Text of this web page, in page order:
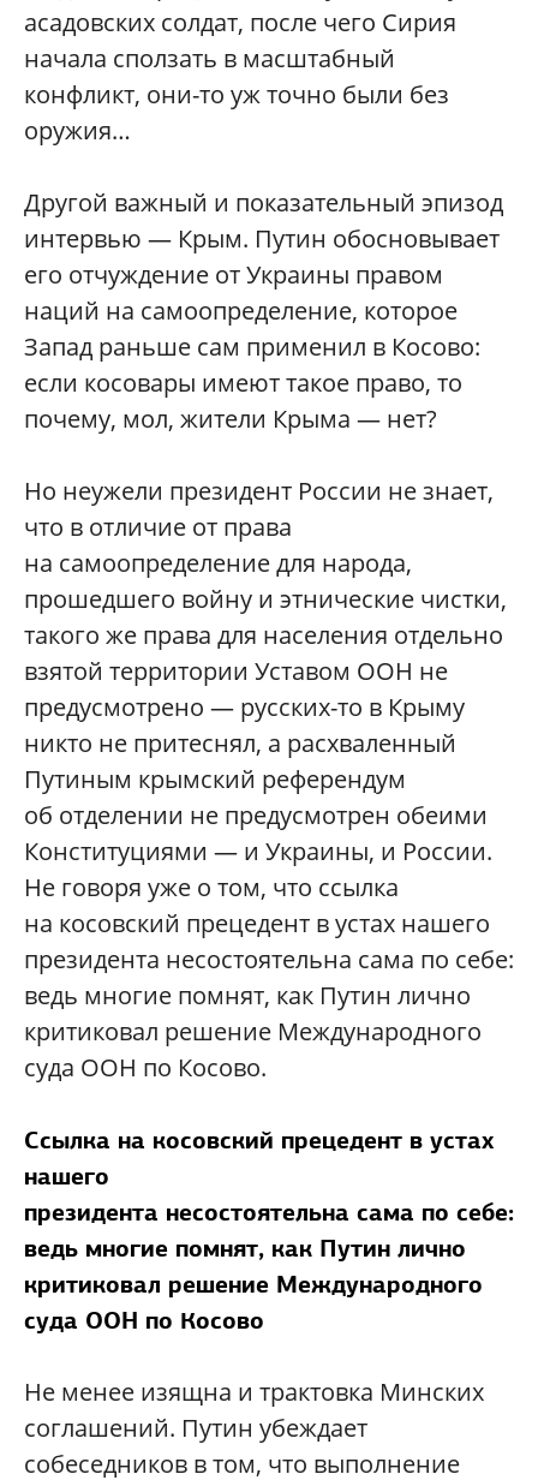
асадовских солдат, после чего Сирия
начала сползать в масштабный
конфликт, они-то уж точно были без
оружия…
Другой важный и показательный эпизод
интервью — Крым. Путин обосновывает
его отчуждение от Украины правом
наций на самоопределение, которое
Запад раньше сам применил в Косово:
если косовары имеют такое право, то
почему, мол, жители Крыма — нет?
Но неужели президент России не знает,
что в отличие от права
на самоопределение для народа,
прошедшего войну и этнические чистки,
такого же права для населения отдельно
взятой территории Уставом ООН не
предусмотрено — русских-то в Крыму
никто не притеснял, а расхваленный
Путиным крымский референдум
об отделении не предусмотрен обеими
Конституциями — и Украины, и России.
Не говоря уже о том, что ссылка
на косовский прецедент в устах нашего
президента несостоятельна сама по себе:
ведь многие помнят, как Путин лично
критиковал решение Международного
суда ООН по Косово.
Ссылка на косовский прецедент в устах
нашего
президента несостоятельна сама по себе:
ведь многие помнят, как Путин лично
критиковал решение Международного
суда ООН по Косово
Не менее изящна и трактовка Минских
соглашений. Путин убеждает
собеседников в том, что выполнение